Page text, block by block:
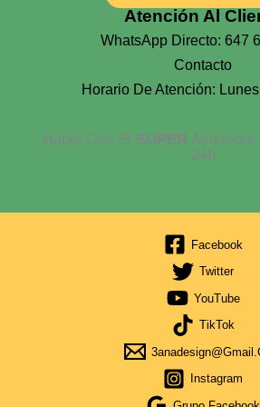
Atención Al
WhatsApp Directo: 647
Contacto
Horario De Atención:
Habla Con El SUPERAsistente
24h
Facebook
Twitter
YouTube
TikTok
Instagram